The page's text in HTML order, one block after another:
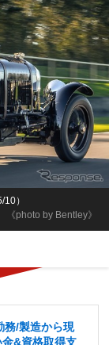
《photo by Bentley》
）
務/製造から現
&資格取得支